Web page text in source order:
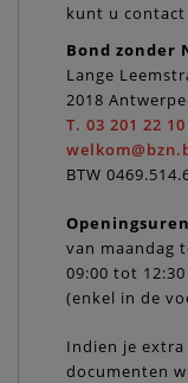
kunt u
Bond zonder
Lange
2018
T. 03 201 22 10
BTW
Openingsuren
van maandag
09:00 tot
(enkel in de
Indien je
documenten